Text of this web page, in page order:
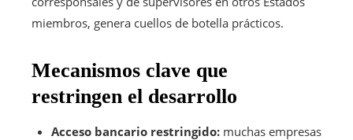
miembros, genera cuellos de botella prácticos.
Mecanismos clave que
restringen el desarrollo
Acceso bancario restringido: muchas empresas